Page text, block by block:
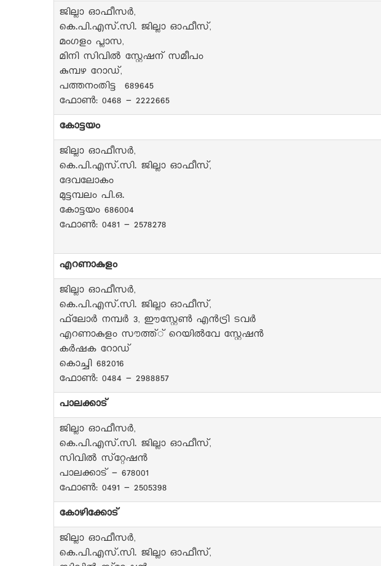
ജില്ലാ ഓഫീസർ,
കെ.പി.എസ്.സി. ജില്ലാ ഓഫീസ്,
മംഗളം പ്ലാസ,
മിനി സിവിൽ സ്റ്റേഷന് സമീപം
കുമ്പഴ റോഡ്,
പത്തനംതിട്ട 689645
ഫോൺ: 0468 - 2222665
കോട്ടയം
ജില്ലാ ഓഫീസർ,
കെ.പി.എസ്.സി. ജില്ലാ ഓഫീസ്,
ദേവലോകം
മുട്ടമ്പലം പി.ഒ.
കോട്ടയം 686004
ഫോൺ: 0481 - 2578278
എറണാകുളം
ജില്ലാ ഓഫീസർ,
കെ.പി.എസ്.സി. ജില്ലാ ഓഫീസ്,
ഫ്‌ലോർ നമ്പർ 3, ഈസ്റ്റേൺ എൻട്രി ടവർ
എറണാകുളം സൗത്ത്് റെയിൽവേ സ്റ്റേഷൻ
കർഷക റോഡ്
കൊച്ചി 682016
ഫോൺ: 0484 - 2988857
പാലക്കാട്
ജില്ലാ ഓഫീസർ,
കെ.പി.എസ്.സി. ജില്ലാ ഓഫീസ്,
സിവിൽ സ്‌റ്റേഷൻ
പാലക്കാട് - 678001
ഫോൺ: 0491 - 2505398
കോഴിക്കോട്
ജില്ലാ ഓഫീസർ,
കെ.പി.എസ്.സി. ജില്ലാ ഓഫീസ്,